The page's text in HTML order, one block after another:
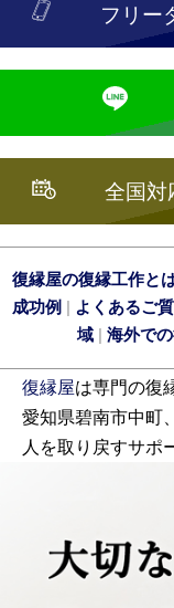
フリー
全国対
復縁屋の復縁工作と
成功例 | よくあるご
域| 海外で
復縁屋は専門の復
愛知県碧南市中町
人を取り戻すサポ